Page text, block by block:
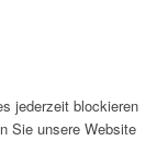
jederzeit blockieren
Sie unsere Website